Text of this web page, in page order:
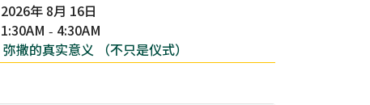
2026年 8月 16日
1:30AM - 4:30AM
弥撒的真实意义 （不只是仪式）